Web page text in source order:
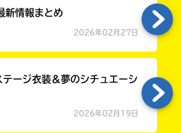
情報まとめ
2026年02月27日
テージ衣装＆夢のシチュエーシ
2026年02月19日